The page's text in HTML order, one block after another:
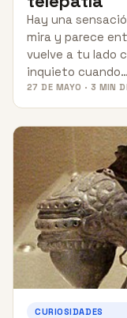
Hay una
mira y parece
vuelve a tu lado
inquieto cuando…
27 DE MAYO · 3 MIN
CURIOSIDADES